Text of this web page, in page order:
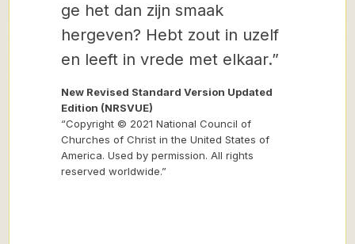
ge het dan zijn smaak
hergeven? Hebt zout in uzelf
en leeft in vrede met elkaar.”
New Revised Standard Version Updated
Edition (NRSVUE)
“Copyright © 2021 National Council of
Churches of Christ in the United States of
America. Used by permission. All rights
reserved worldwide.”